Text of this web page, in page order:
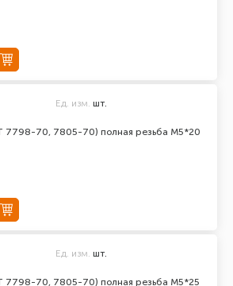
7798-70, 7805-70) полная резьба М5*20
Ед. изм. шт.
7798-70, 7805-70) полная резьба М5*25
Ед. изм. шт.